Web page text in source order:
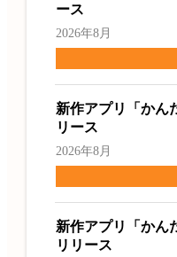
ース
2026年8月
新作アプリ「かん
リース
2026年8月
新作アプリ「かん
リリース